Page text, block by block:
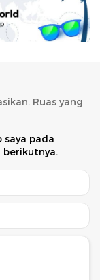
Ruas yang
saya pada
berikutnya.